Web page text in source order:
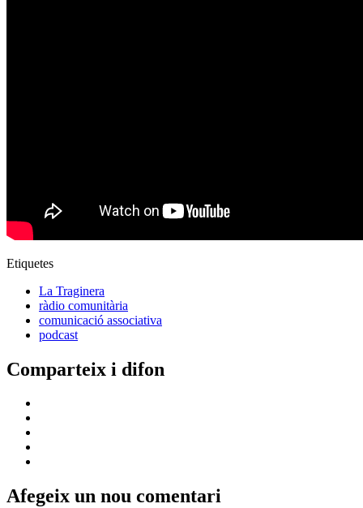
Etiquetes
La Traginera
ràdio comunitària
comunicació associativa
podcast
Comparteix i difon
Afegeix un nou comentari